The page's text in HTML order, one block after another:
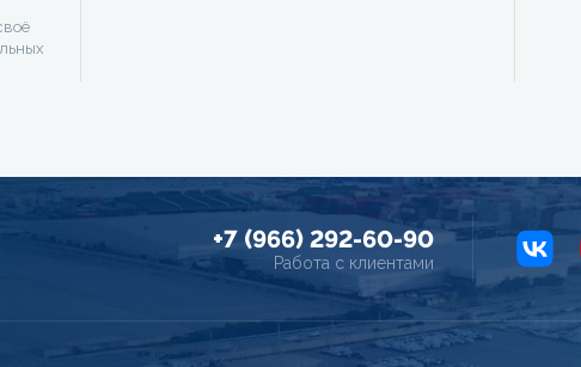
+7 (966) 292-60-90
Работа с клиентами